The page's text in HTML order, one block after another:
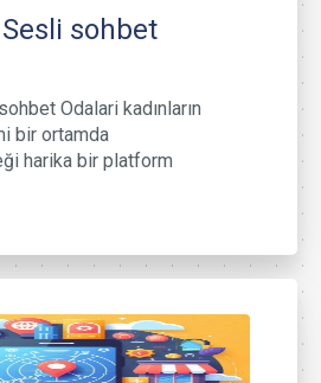
sohbet
Odalari kadınların
bir ortamda
harika bir platform